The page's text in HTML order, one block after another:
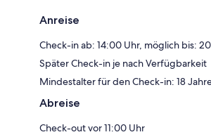
Anreise
Check-in ab: 14:00 Uhr, möglich bis:
Später Check-in je nach Verfügbarkeit
Mindestalter für den Check-in: 18
Abreise
Check-out vor 11:00 Uhr